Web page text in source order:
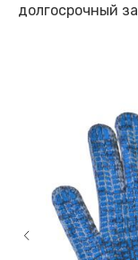
долгосрочный